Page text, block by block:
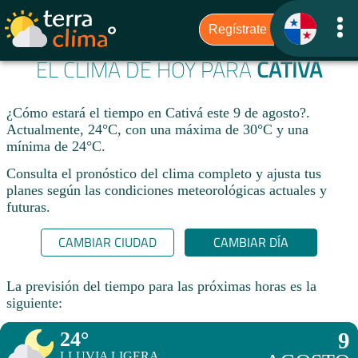
EL CLIMA DE HOY PARACATIVÁ
¿Cómo estará el tiempo en Cativá este 9 de agosto?.
Actualmente, 24°C, con una máxima de 30°C y una
mínima de 24°C.
Consulta el pronóstico del clima completo y ajusta tus
planes según las condiciones meteorológicas actuales y
futuras.
CAMBIAR CIUDAD CAMBIAR DÍA
La previsión del tiempo para las próximas horas es la
siguiente:
24° 9